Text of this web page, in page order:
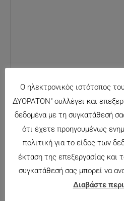
Όνομα*
Ο ηλεκτρονικός ιστότοπος
ΔΥΟΡΑΤΟΝ" συλλέγει και
δεδομένα με τη συγκατάθεσή
ότι έχετε προηγουμένως
πολιτική για το είδος των
έκταση της επεξεργασίας
συγκατάθεσή σας μπορεί να
Διαβάστε